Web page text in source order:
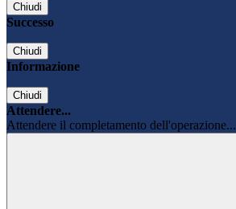
Chiudi
Successo
Chiudi
Informazione
Chiudi
Attendere...
Attendere il completamento dell'operazione...